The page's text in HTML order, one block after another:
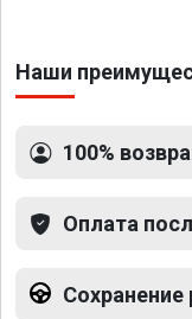
Наши
100%
Оплата
Сохранение